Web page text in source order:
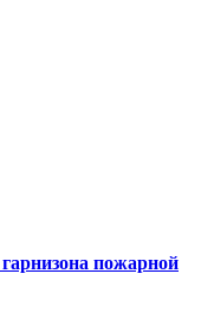
пожарной